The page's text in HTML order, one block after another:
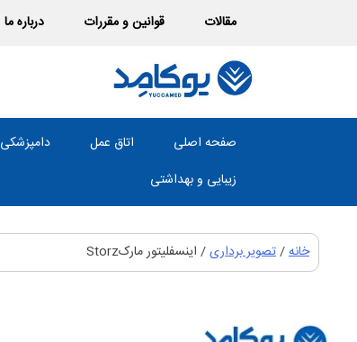
مقالات قوانین و مقررات درباره ما
صفحه اصلی اتاق عمل دامپزشکی
زیبایی و بهداشتی
خانه/تصویر برداری/ اینسفلیتور مارکStorz